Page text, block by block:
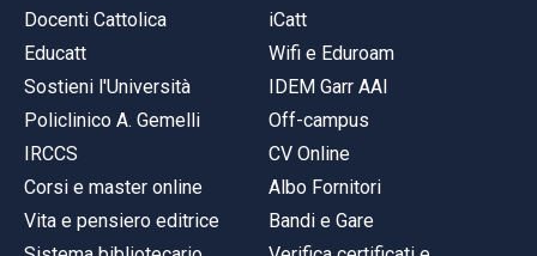
Docenti Cattolica
Educatt
Sostieni l'Università
Policlinico A. Gemelli
IRCCS
Corsi e master online
Vita e pensiero editrice
iCatt
Wifi e Eduroam
IDEM Garr AAI
Off-campus
CV Online
Albo Fornitori
Bandi e Gare